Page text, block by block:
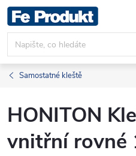
Přejít
na
obsah
Samostatné kleště
HONITON
vnitřní rovné